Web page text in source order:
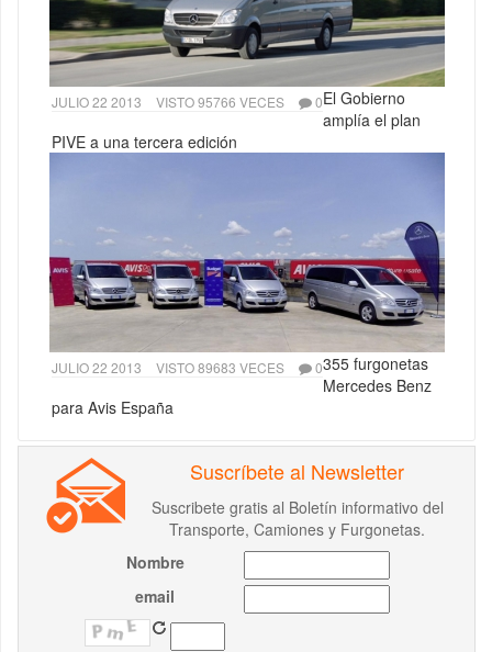
JULIO 22 2013 VISTO 95766 VECES 0El Gobierno
amplía el plan
PIVE a una tercera edición
JULIO 22 2013 VISTO 89683 VECES 0355 furgonetas
Mercedes Benz
para Avis España
Suscríbete al Newsletter
Suscribete gratis al Boletín informativo del
Transporte, Camiones y Furgonetas.
Nombre
email